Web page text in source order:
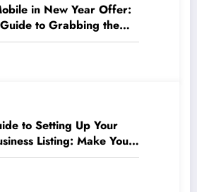
in New Year Offer:
to Grabbing the
to Setting Up Your
Listing: Make Your
Find